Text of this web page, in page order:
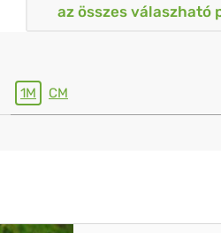
az összes válaszható
1M CM